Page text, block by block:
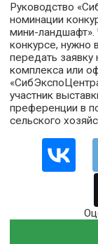
Руководство
номинации
мини-ландшафт».
конкурсе, нужно
передать заявку
комплекса или
участник
преференции в
сельского